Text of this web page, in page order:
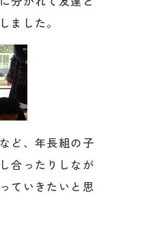
ました。
ど、年長組の子
合ったりしなが
ていきたいと思